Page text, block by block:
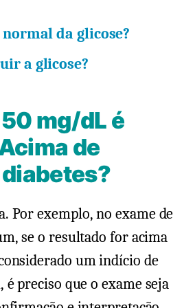
da glicose?
a glicose?
mg/dL é
de
Por exemplo, no exame de
se o resultado for acima
um indício de
é preciso que o exame seja